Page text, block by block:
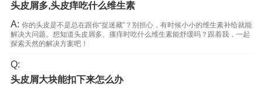
头皮屑多,头皮痒吃什么维生素
A: 你的头皮是不是总在跟你“捉迷藏”？别担心，有时候小小的维生素补给就能
解决大问题。想知道头皮屑多、瘙痒时吃什么维生素能舒缓吗？跟着我，一起
探索天然的解决方案吧！
Q:
头皮屑大块能扣下来怎么办